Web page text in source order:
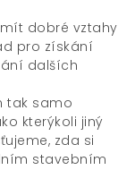
dobré vztahy
pro získání
dalších
tak samo
kterýkoli jiný
zda si
stavebním